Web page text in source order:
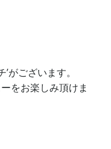
がございます。
をお楽しみ頂けま